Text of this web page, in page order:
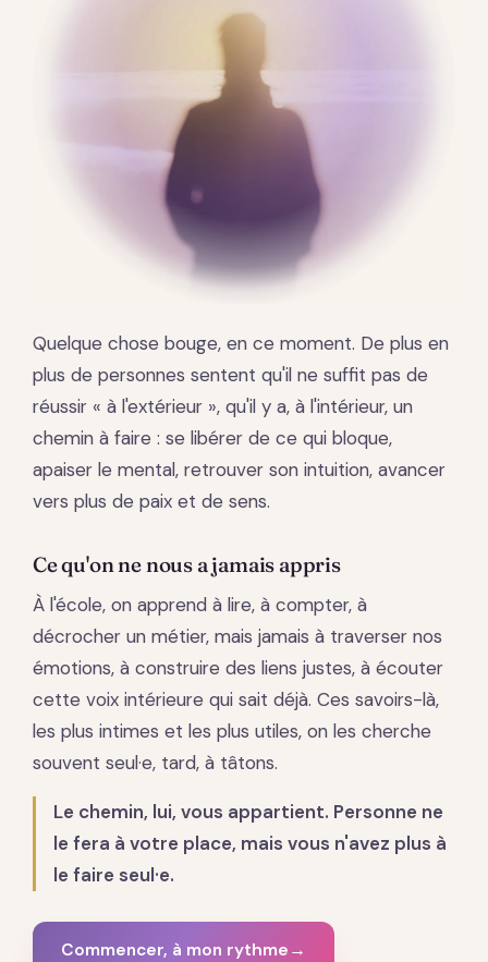
Quelque chose bouge, en ce moment. De plus en
plus de personnes sentent qu'il ne suffit pas de
réussir « à l'extérieur », qu'il y a, à l'intérieur, un
chemin à faire : se libérer de ce qui bloque,
apaiser le mental, retrouver son intuition, avancer
vers plus de paix et de sens.
Ce qu'on ne nous a jamais appris
À l'école, on apprend à lire, à compter, à
décrocher un métier, mais jamais à traverser nos
émotions, à construire des liens justes, à écouter
cette voix intérieure qui sait déjà. Ces savoirs-là,
les plus intimes et les plus utiles, on les cherche
souvent seul·e, tard, à tâtons.
Le chemin, lui, vous appartient. Personne ne
le fera à votre place, mais vous n'avez plus à
le faire seul·e.
Commencer, à mon rythme →